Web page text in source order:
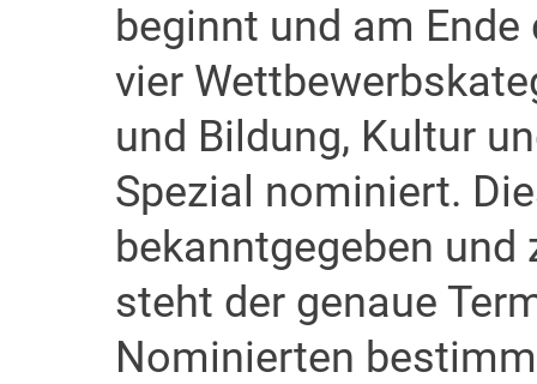
beginnt und am
vier
und Bildung, Kultur
Spezial nominiert.
bekanntgegeben
steht der genaue
Nominierten